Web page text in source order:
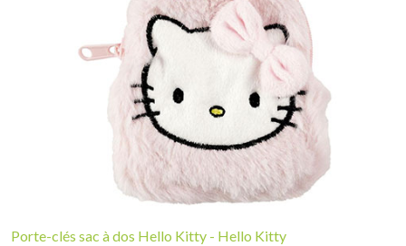
Porte-clés sac à dos Hello Kitty - Hello Kitty